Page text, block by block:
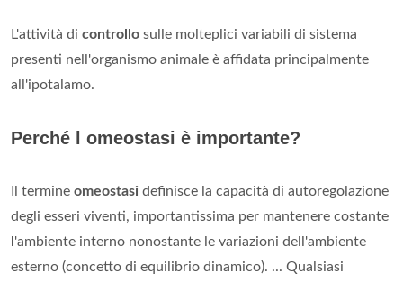
L'attività di controllo sulle molteplici variabili di sistema
presenti nell'organismo animale è affidata principalmente
all'ipotalamo.
Perché l omeostasi è importante?
Il termine omeostasi definisce la capacità di autoregolazione
degli esseri viventi, importantissima per mantenere costante
'ambiente interno nonostante le variazioni dell'ambiente
esterno (concetto di equilibrio dinamico). ... Qualsiasi